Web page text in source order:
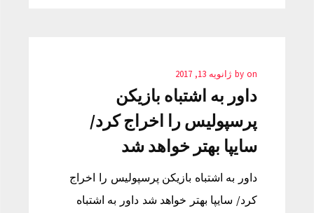
by on ژانویه 13, 2017
داور به اشتباه بازیکن
پرسپولیس را اخراج کرد/
سایپا بهتر خواهد شد
داور به اشتباه بازیکن پرسپولیس را اخراج
کرد/ سایپا بهتر خواهد شد داور به اشتباه